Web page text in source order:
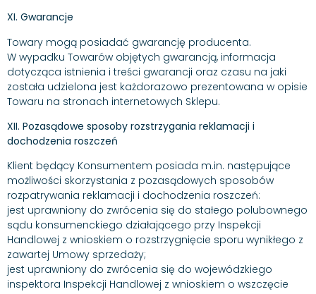
XI. Gwarancje
Towary mogą posiadać gwarancję producenta.
W wypadku Towarów objętych gwarancją, informacja
dotycząca istnienia i treści gwarancji oraz czasu na jaki
została udzielona jest każdorazowo prezentowana w opisie
Towaru na stronach internetowych Sklepu.
XII. Pozasądowe sposoby rozstrzygania reklamacji i
dochodzenia roszczeń
Klient będący Konsumentem posiada m.in. następujące
możliwości skorzystania z pozasądowych sposobów
rozpatrywania reklamacji i dochodzenia roszczeń:
jest uprawniony do zwrócenia się do stałego polubownego
sądu konsumenckiego działającego przy Inspekcji
Handlowej z wnioskiem o rozstrzygnięcie sporu wynikłego z
zawartej Umowy sprzedaży;
jest uprawniony do zwrócenia się do wojewódzkiego
inspektora Inspekcji Handlowej z wnioskiem o wszczęcie